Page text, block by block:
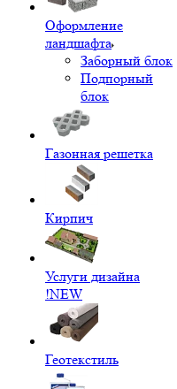
Оформление
ландшафта
Заборный блок
Подпорный
блок
Газонная решетка
Кирпич
Услуги дизайна
!NEW
Геотекстиль